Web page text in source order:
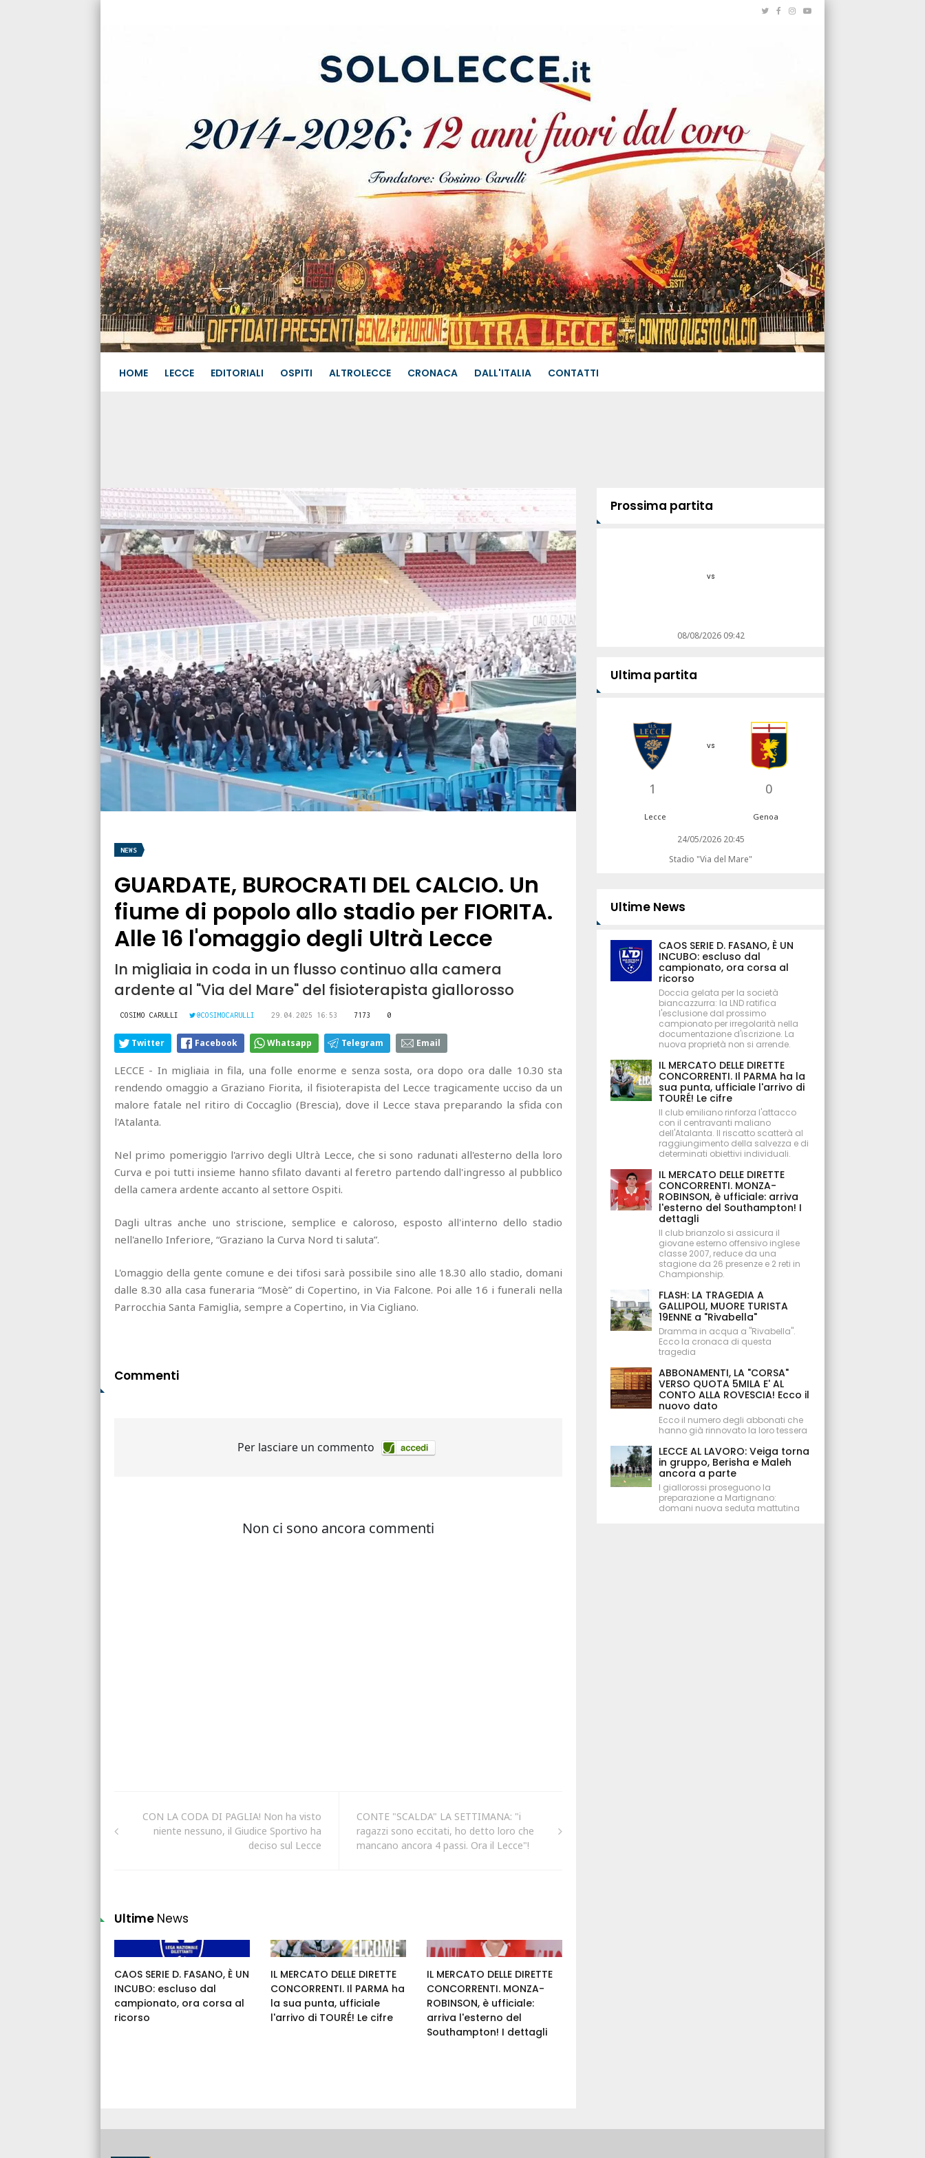
HOME LECCE EDITORIALI OSPITI ALTROLECCE CRONACA DALL'ITALIA CONTATTI
NEWS
GUARDATE, BUROCRATI DEL CALCIO. Un
fiume di popolo allo stadio per FIORITA.
Alle 16 l'omaggio degli Ultrà Lecce
In migliaia in coda in un flusso continuo alla camera
ardente al "Via del Mare" del fisioterapista giallorosso
COSIMO CARULLI @COSIMOCARULLI 29.04.2025 16:53 7173 0
Twitter Facebook Whatsapp Telegram Email
LECCE - In migliaia in fila, una folle enorme e senza sosta, ora dopo ora dalle 10.30 sta
rendendo omaggio a Graziano Fiorita, il fisioterapista del Lecce tragicamente ucciso da un
malore fatale nel ritiro di Coccaglio (Brescia), dove il Lecce stava preparando la sfida con
l'Atalanta.
Nel primo pomeriggio l'arrivo degli Ultrà Lecce, che si sono radunati all'esterno della loro
Curva e poi tutti insieme hanno sfilato davanti al feretro partendo dall'ingresso al pubblico
della camera ardente accanto al settore Ospiti.
Dagli ultras anche uno striscione, semplice e caloroso, esposto all'interno dello stadio
nell'anello Inferiore, “Graziano la Curva Nord ti saluta”.
L'omaggio della gente comune e dei tifosi sarà possibile sino alle 18.30 allo stadio, domani
dalle 8.30 alla casa funeraria “Mosè” di Copertino, in Via Falcone. Poi alle 16 i funerali nella
Parrocchia Santa Famiglia, sempre a Copertino, in Via Cigliano.
Commenti
CON LA CODA DI PAGLIA! Non ha visto
niente nessuno, il Giudice Sportivo ha
deciso sul Lecce
CONTE "SCALDA" LA SETTIMANA: "i
ragazzi sono eccitati, ho detto loro che
mancano ancora 4 passi. Ora il Lecce"!
Ultime News
CAOS SERIE D. FASANO, È UN
INCUBO: escluso dal
campionato, ora corsa al
ricorso
IL MERCATO DELLE DIRETTE
CONCORRENTI. Il PARMA ha
la sua punta, ufficiale
l'arrivo di TOURÉ! Le cifre
IL MERCATO DELLE DIRETTE
CONCORRENTI. MONZA-
ROBINSON, è ufficiale:
arriva l'esterno del
Southampton! I dettagli
Prossima partita
vs
08/08/2026 09:42
Ultima partita
1
vs
0
Lecce Genoa
24/05/2026 20:45
Stadio "Via del Mare"
Ultime News
CAOS SERIE D. FASANO, È UN
INCUBO: escluso dal
campionato, ora corsa al
ricorso
Doccia gelata per la società
biancazzurra: la LND ratifica
l'esclusione dal prossimo
campionato per irregolarità nella
documentazione d'iscrizione. La
nuova proprietà non si arrende.
IL MERCATO DELLE DIRETTE
CONCORRENTI. Il PARMA ha la
sua punta, ufficiale l'arrivo di
TOURÉ! Le cifre
Il club emiliano rinforza l'attacco
con il centravanti maliano
dell'Atalanta. Il riscatto scatterà al
raggiungimento della salvezza e di
determinati obiettivi individuali.
IL MERCATO DELLE DIRETTE
CONCORRENTI. MONZA-
ROBINSON, è ufficiale: arriva
l'esterno del Southampton! I
dettagli
Il club brianzolo si assicura il
giovane esterno offensivo inglese
classe 2007, reduce da una
stagione da 26 presenze e 2 reti in
Championship.
FLASH: LA TRAGEDIA A
GALLIPOLI, MUORE TURISTA
19ENNE a "Rivabella"
Dramma in acqua a "Rivabella".
Ecco la cronaca di questa
tragedia
ABBONAMENTI, LA "CORSA"
VERSO QUOTA 5MILA E' AL
CONTO ALLA ROVESCIA! Ecco il
nuovo dato
Ecco il numero degli abbonati che
hanno già rinnovato la loro tessera
LECCE AL LAVORO: Veiga torna
in gruppo, Berisha e Maleh
ancora a parte
I giallorossi proseguono la
preparazione a Martignano:
domani nuova seduta mattutina